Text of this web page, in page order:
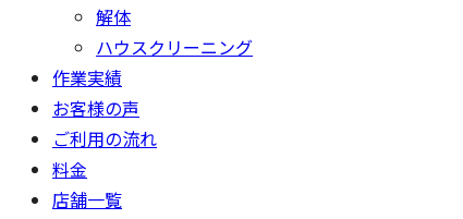
解体
ハウスクリーニング
作業実績
お客様の声
ご利用の流れ
料金
店舗一覧